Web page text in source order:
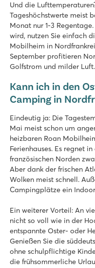
★ ★ ★
Direkt am See und
Ideal für Wassersport,
Ruhe und Abenteuer
Le Ty Nadan
Frankreich - Nordfrankreich
★ ★ ★
Beheizter Poolkomplex
Viele Aktivitäten auf
Direkte Lage am Fluss
Und die
Tageshöchstwerte meist
Monat nur 1-3
wird, nutzen Sie einfach
Mobilheim in
September profitieren
Golfstrom und milder Luft.
Kann ich in den
Camping in
Eindeutig ja: Die
Mai meist schon um
heizbaren Roan
Ferienhauses. Es regnet
französischen Norden
Aber dank der frischen
Wolken meist schnell.
Campingplätze ein
Ein weiterer Vorteil: An
nicht so voll wie in der
entspannte Oster- oder
Genießen Sie die
ohne schulpflichtige
die frühsommerliche